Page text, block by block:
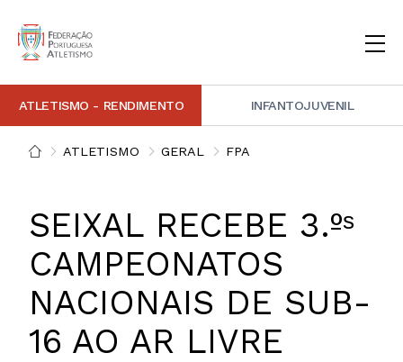
ATLETISMO - RENDIMENTO INFANTOJUVENIL
INSTITUCIONAL
DOCUMENTAÇÃO
ARBITRAGEM
DECISÕES DISCIPLINARES
CONTACTOS
FOTOGRAFIAS
VIDEOS
IMAGEM DE MARCA FPA
COMUNICADOS DE IMPRENSA
NEWSLETTER FPA
ATLETISMO GERAL FPA
SEIXAL RECEBE 3.ºˢ
CAMPEONATOS
NACIONAIS DE SUB-
16 AO AR LIVRE